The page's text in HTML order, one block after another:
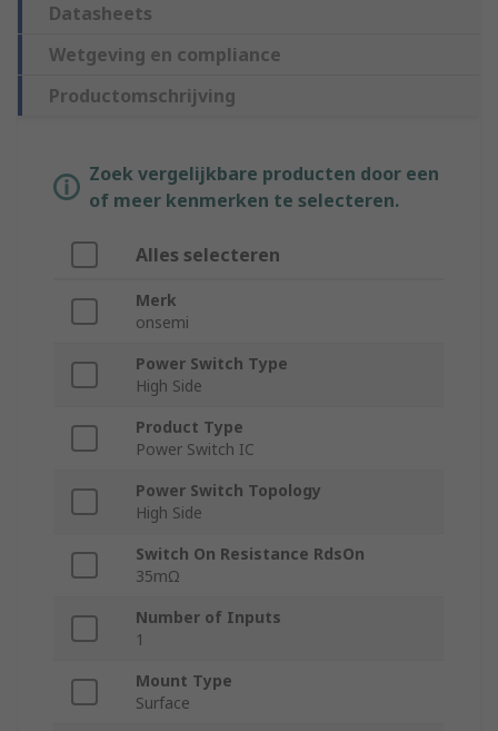
Datasheets
Wetgeving en compliance
Productomschrijving
Zoek vergelijkbare producten door een
of meer kenmerken te selecteren.
Alles selecteren
Merk
onsemi
Power Switch Type
High Side
Product Type
Power Switch IC
Power Switch Topology
High Side
Switch On Resistance RdsOn
35mΩ
Number of Inputs
1
Mount Type
Surface